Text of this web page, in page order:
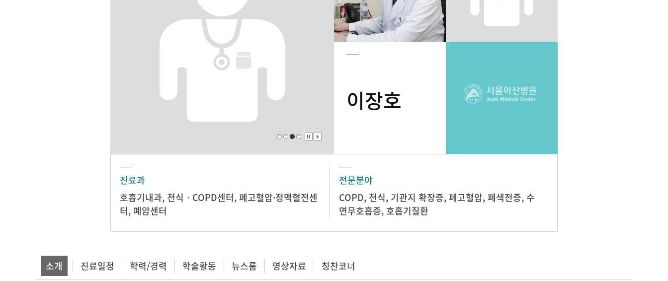
이장호
진료과
호흡기내과, 천식ㆍCOPD센터,폐고혈압·정맥혈전센
터,폐암센터
전문분야
COPD, 천식, 기관지 확장증, 폐고혈압, 폐색전증, 수
면무호흡증, 호흡기질환
소개 진료일정 학력/경력 학술활동 뉴스룸 영상자료 칭찬코너